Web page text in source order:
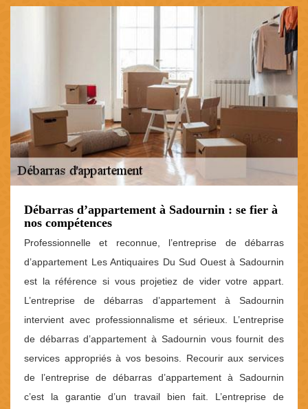
Débarras d’appartement à Sadournin : se fier à
nos compétences
Professionnelle et reconnue, l’entreprise de débarras
d’appartement Les Antiquaires Du Sud Ouest à Sadournin
est la référence si vous projetiez de vider votre appart.
L’entreprise de débarras d’appartement à Sadournin
intervient avec professionnalisme et sérieux. L’entreprise
de débarras d’appartement à Sadournin vous fournit des
services appropriés à vos besoins. Recourir aux services
de l’entreprise de débarras d’appartement à Sadournin
c’est la garantie d’un travail bien fait. L’entreprise de